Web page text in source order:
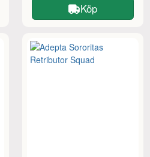
Köp